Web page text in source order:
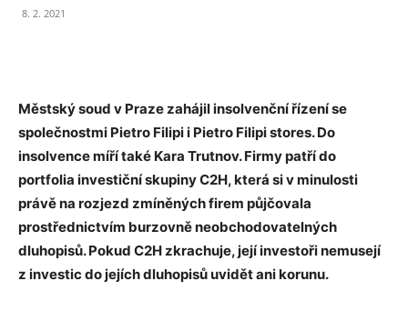
8. 2. 2021
Městský soud v Praze zahájil insolvenční řízení se
společnostmi Pietro Filipi i Pietro Filipi stores. Do
insolvence míří také Kara Trutnov. Firmy patří do
portfolia investiční skupiny C2H, která si v minulosti
právě na rozjezd zmíněných firem půjčovala
prostřednictvím burzovně neobchodovatelných
dluhopisů. Pokud C2H zkrachuje, její investoři nemusejí
z investic do jejích dluhopisů uvidět ani korunu.